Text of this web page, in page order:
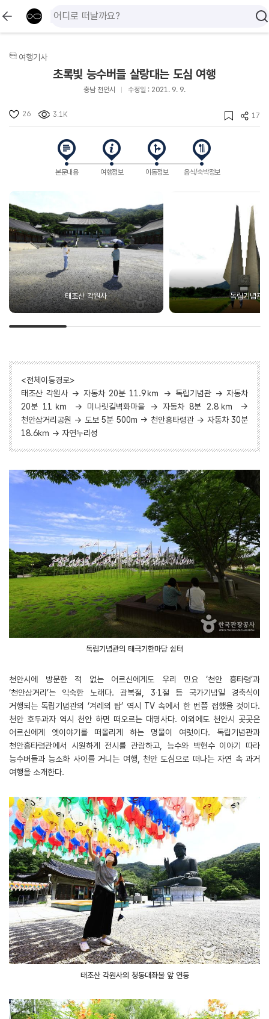
여행기사
초록빛 능수버들 살랑대는 도심 여행
충남 천안시 수정일 : 2021. 9. 9.
26 3.1K 17
본문내용 여행정보 이동정보 음식/숙박정보
태조산 각원사 독립기념관
<전체이동경로>
태조산 각원사 → 자동차 20분 11.9㎞ → 독립기념관 → 자동차
20분 11㎞ → 미나릿길벽화마을 → 자동차 8분 2.8㎞ →
천안삼거리공원 → 도보 5분 500m → 천안흥타령관 → 자동차 30분
18.6㎞ → 자연누리성
독립기념관의 태극기한마당 쉼터
천안시에 방문한 적 없는 어르신에게도 우리 민요 ‘천안 흥타령’과
‘천안삼거리’는 익숙한 노래다. 광복절, 3‧1절 등 국가기념일 경축식이
거행되는 독립기념관의 ‘겨레의 탑’ 역시 TV 속에서 한 번쯤 접했을 것이다.
천안 호두과자 역시 천안 하면 떠오르는 대명사다. 이외에도 천안시 곳곳은
어르신에게 옛이야기를 떠올리게 하는 명물이 여럿이다. 독립기념관과
천안흥타령관에서 시원하게 전시를 관람하고, 능수와 박현수 이야기 따라
능수버들과 능소화 사이를 거니는 여행, 천안 도심으로 떠나는 자연 속 과거
여행을 소개한다.
태조산 각원사의 청동대좌불 앞 연등